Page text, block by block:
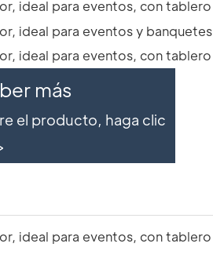
más
el producto, haga clic